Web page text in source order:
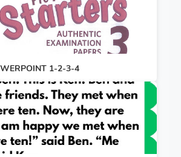
1-2-3-4